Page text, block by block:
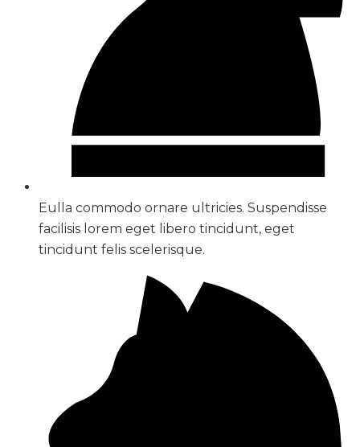
Eulla commodo ornare ultricies. Suspendisse
facilisis lorem eget libero tincidunt, eget
tincidunt felis scelerisque.